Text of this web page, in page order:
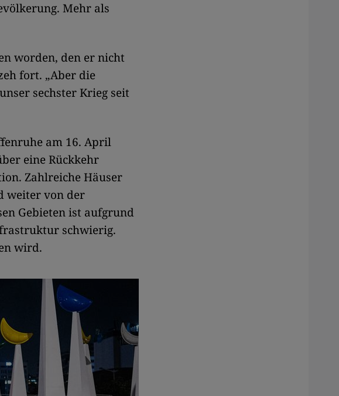
Mehr als
worden, den er nicht
fort. „Aber die
sechster Krieg seit
am 16. April
eine Rückkehr
Zahlreiche Häuser
weiter von der
Gebieten ist aufgrund
schwierig.
wird.